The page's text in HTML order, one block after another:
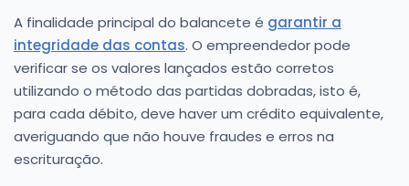
A finalidade principal do balancete é garantir a
integridade das contas. O empreendedor pode
verificar se os valores lançados estão corretos
utilizando o método das partidas dobradas, isto é,
para cada débito, deve haver um crédito equivalente,
averiguando que não houve fraudes e erros na
escrituração.